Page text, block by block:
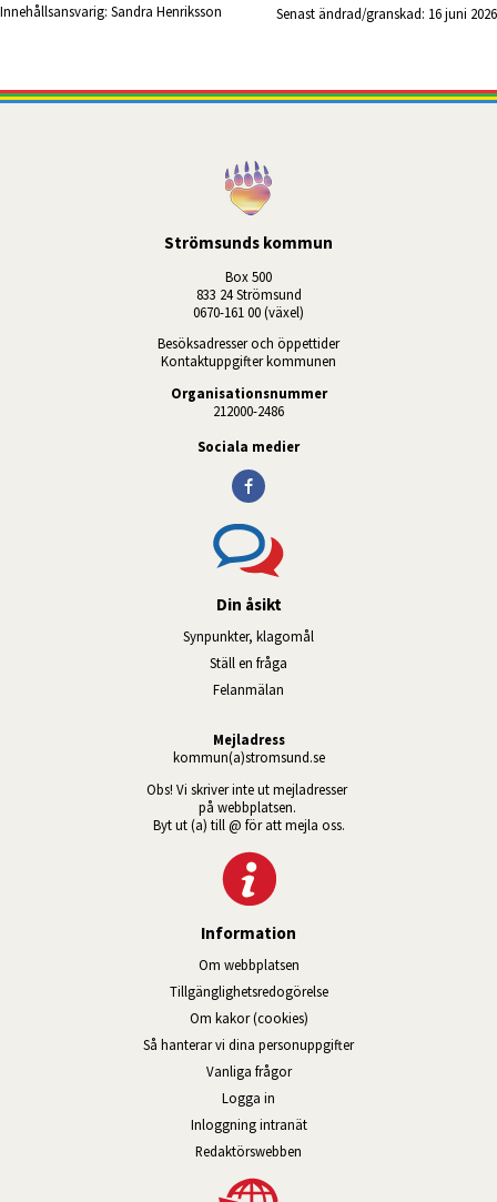
Innehållsansvarig: Sandra Henriksson Senast ändrad/granskad: 16 juni 2026
Strömsunds kommun
Box 500
833 24 Strömsund
0670-161 00 (växel)
Besöksadresser och öppettider
Kontaktuppgifter kommunen
Organisationsnummer
212000-2486
Sociala medier
Din åsikt
Synpunkter, klagomål
Ställ en fråga
Felanmälan
Mejladress
kommun(a)stromsund.se
Obs! Vi skriver inte ut mejladresser
på webbplatsen.
Byt ut (a) till @ för att mejla oss.
Information
Om webbplatsen
Tillgänglig­hets­redo­görelse
Om kakor (cookies)
Så hanterar vi dina personuppgifter
Vanliga frågor
Logga in
Inloggning intranätÖppnas i nytt fönster.
Redaktörswebben